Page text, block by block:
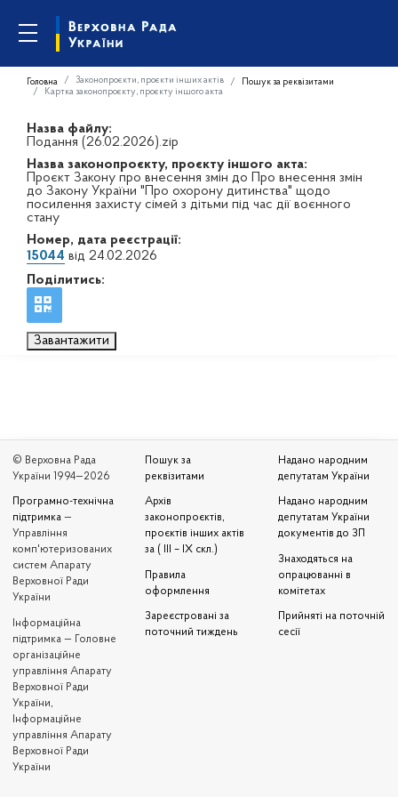
Головна Законопроєкти, проєкти інших актів
Пошук за реквізитами
Картка законопроєкту, проєкту іншого акта
Назва файлу:
Подання (26.02.2026).zip
Назва законопроєкту, проєкту іншого акта:
Проєкт Закону про внесення змін до Про внесення змін
до Закону України "Про охорону дитинства" щодо
посилення захисту сімей з дітьми під час дії воєнного
стану
Номер, дата реєстрації:
15044 від 24.02.2026
Поділитись:
Завантажити
© Верховна Рада
України 1994—2026
Програмно-технічна
підтримка —
Управління
комп'ютеризованих
систем Апарату
Верховної Ради
України
Iнформаційна
підтримка — Головне
організаційне
управління Апарату
Верховної Ради
України,
Інформаційне
управління Апарату
Верховної Ради
України
Пошук за
реквізитами
Архів
законопроєктів,
проєктів інших актів
за ( III – IX скл.)
Правила
оформлення
Зареєстровані за
поточний тиждень
Надано народним
депутатам України
Надано народним
депутатам України
документів до ЗП
Знаходяться на
опрацюванні в
комітетах
Прийняті на поточній
сесії